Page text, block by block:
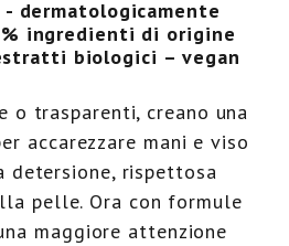
dermatologicamente
ingredienti di origine
biologici – vegan
o trasparenti, creano una
accarezzare mani e viso
detersione, rispettosa
pelle. Ora con formule
maggiore attenzione